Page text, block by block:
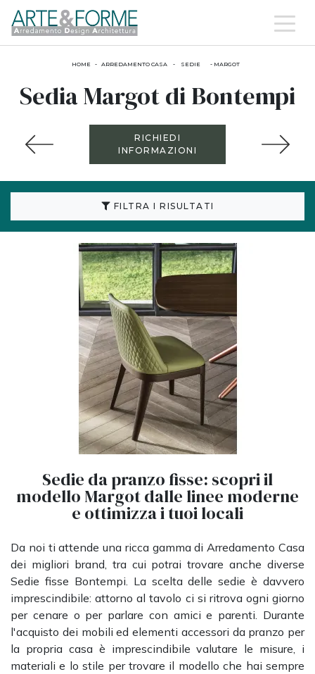
HOME - ARREDAMENTO CASA - SEDIE - MARGOT
Sedia Margot di Bontempi
RICHIEDI
INFORMAZIONI
FILTRA I RISULTATI
Sedie da pranzo fisse: scopri il
modello Margot dalle linee moderne
e ottimizza i tuoi locali
Da noi ti attende una ricca gamma di Arredamento Casa
dei migliori brand, tra cui potrai trovare anche diverse
Sedie fisse Bontempi. La scelta delle sedie è davvero
imprescindibile: attorno al tavolo ci si ritrova ogni giorno
per cenare o per parlare con amici e parenti. Durante
l'acquisto dei mobili ed elementi accessori da pranzo per
la propria casa è imprescindibile valutare le misure, i
materiali e lo stile per trovare il modello che hai sempre